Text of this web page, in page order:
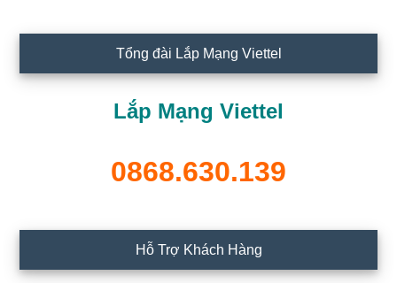
Tổng đài Lắp Mạng Viettel
Lắp Mạng Viettel
0868.630.139
Hỗ Trợ Khách Hàng